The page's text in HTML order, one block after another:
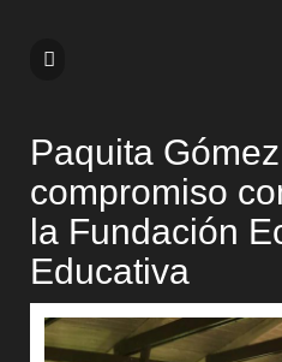
Paquita
compromiso
la Fundación
Educativa